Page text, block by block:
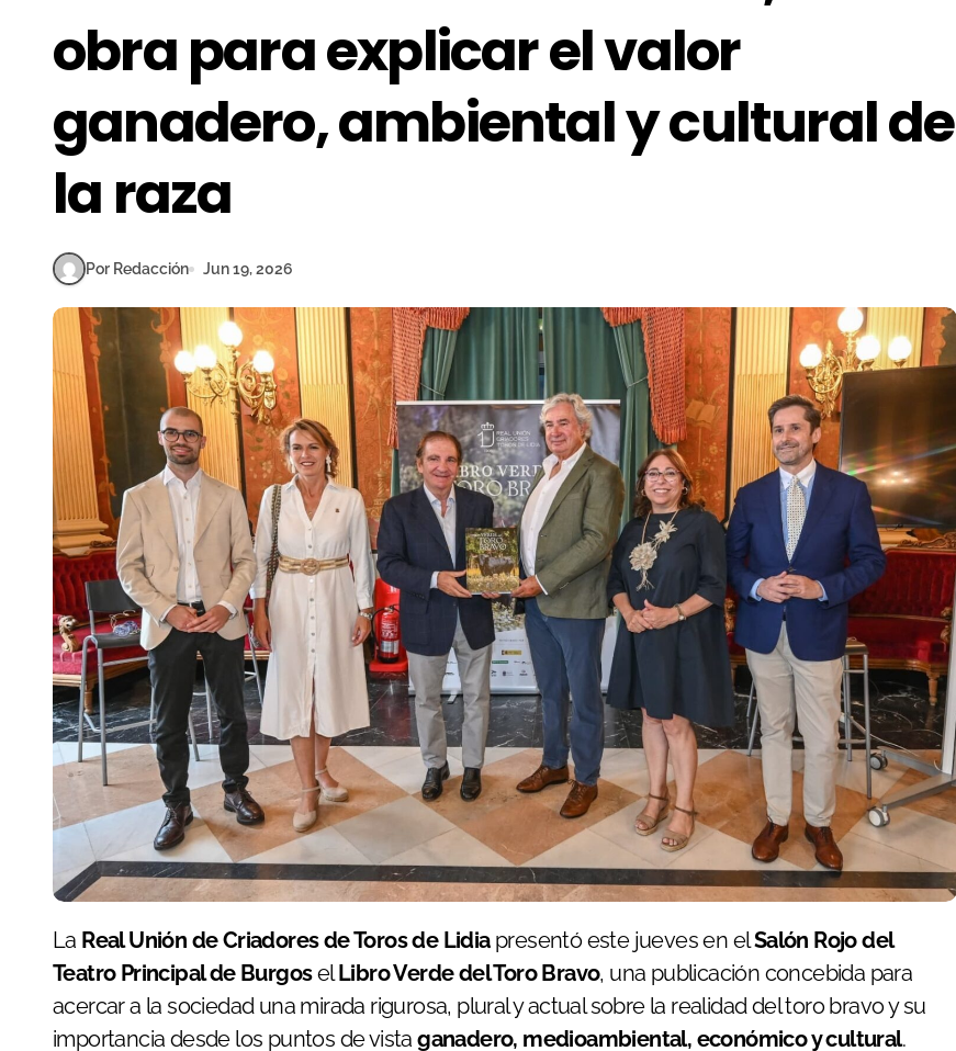
obra para explicar el valor
ganadero, ambiental y cultural de
la raza
Por Redacción Jun 19, 2026
La Real Unión de Criadores de Toros de Lidiapresentó este jueves en elSalón Rojo del
Teatro Principal de BurgoselLibro Verde del Toro Bravo, una publicación concebida para
acercar a la sociedad una mirada rigurosa, plural y actual sobre la realidad del toro bravo y su
importancia desde los puntos de vistaganadero, medioambiental, económico y cultural.